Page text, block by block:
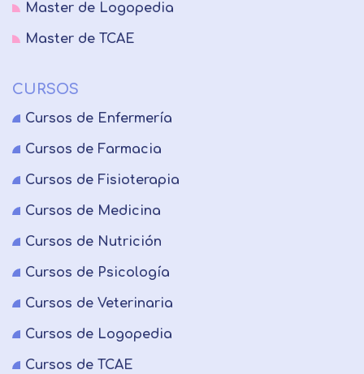
Master de Logopedia
Master de TCAE
CURSOS
Cursos de Enfermería
Cursos de Farmacia
Cursos de Fisioterapia
Cursos de Medicina
Cursos de Nutrición
Cursos de Psicología
Cursos de Veterinaria
Cursos de Logopedia
Cursos de TCAE